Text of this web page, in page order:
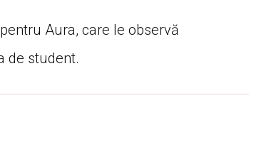
Aura, care le observă
de student.